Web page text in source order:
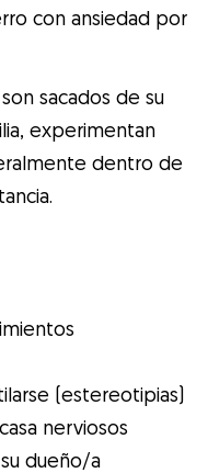
con ansiedad por
sacados de su
experimentan
dentro de
(estereotipias)
nerviosos
dueño/a